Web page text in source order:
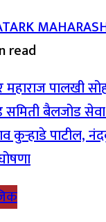
read